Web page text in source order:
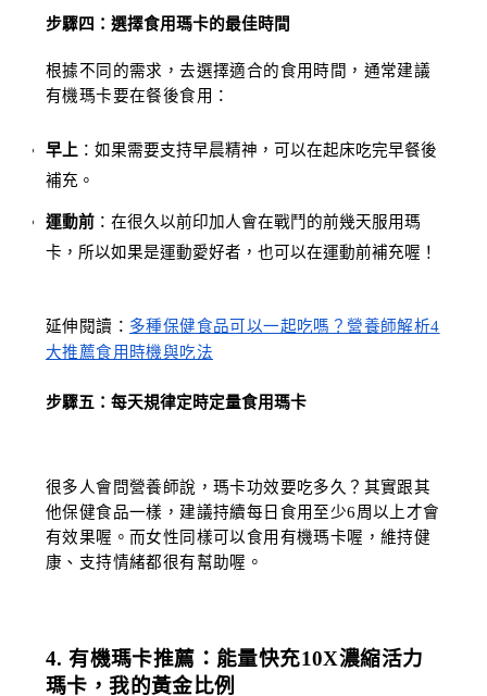
步驟四：選擇食用瑪卡的最佳時間
根據不同的需求，去選擇適合的食用時間，通常建議
有機瑪卡要在餐後食用：
早上 ：如果需要支持早晨精神，可以在起床吃完早餐後
補充。
運動前 ：在很久以前印加人會在戰鬥的前幾天服用瑪
卡，所以如果是運動愛好者，也可以在運動前補充喔！
延伸閱讀： 多種保健食品可以一起吃嗎？營養師解析4
大推薦食用時機與吃法
步驟五：每天規律定時定量食用瑪卡
很多人會問營養師說，瑪卡功效要吃多久？其實跟其
他保健食品一樣，建議持續每日食用至少6周以上才會
有效果喔。而女性同樣可以食用有機瑪卡喔，維持健
康、支持情緒都很有幫助喔。
4. 有機瑪卡推薦：能量快充10X濃縮活力
瑪卡，我的黃金比例